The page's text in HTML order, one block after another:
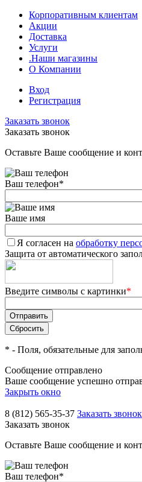
Корпоративным клиентам
Акции
Доставка
Услуги
.Наши магазины
О Компании
Вход
Регистрация
Заказать звонок
Заказать звонок
Оставьте Ваше сообщение и
Ваш телефон*
Ваше имя
Я согласен на обработку
Защита от автоматического
Введите символы с картинки*
* - Поля, обязательные для
Сообщение отправлено
Ваше сообщение успешно
Закрыть окно
8 (812) 565-35-37 Заказать звонок
Заказать звонок
Оставьте Ваше сообщение и
Ваш телефон*